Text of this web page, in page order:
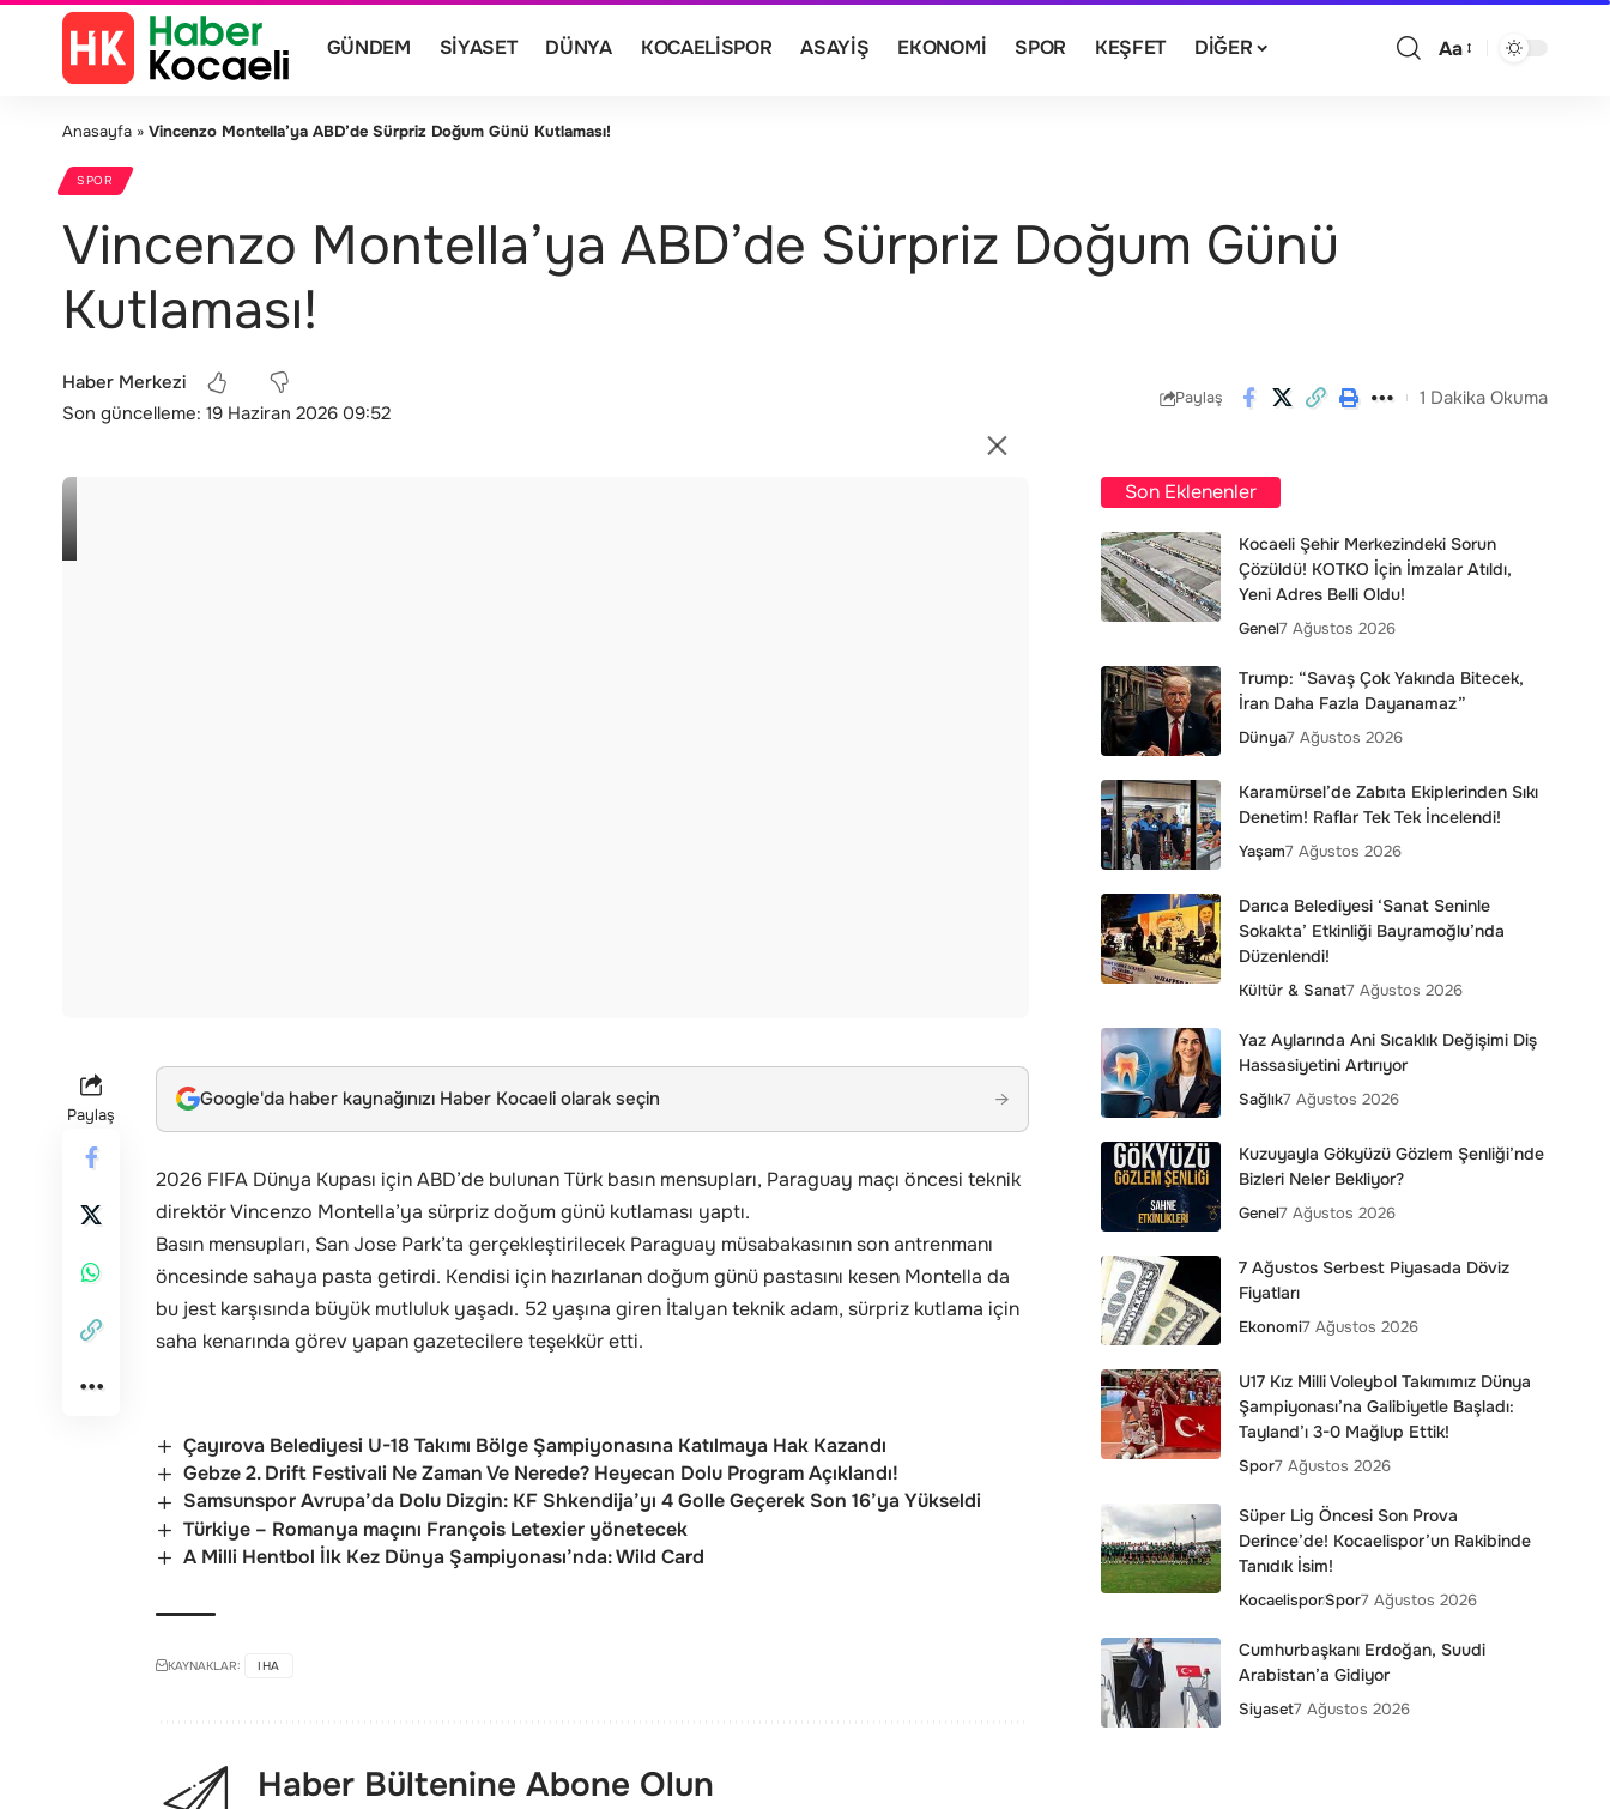
GÜNDEM SIYASET DÜNYA KOCAELISPOR ASAYIŞ EKONOMI SPOR KEŞFET DIĞER Aa
Anasayfa » Vincenzo Montella’ya ABD’de Sürpriz Doğum Günü Kutlaması!
SPOR
Vincenzo Montella’ya ABD’de Sürpriz Doğum Günü
Kutlaması!
Son güncelleme: 19 Haziran 2026 09:52
Haber Merkezi
Paylaş 1 Dakika Okuma
Paylaş
Google'da haber kaynağınızı Haber Kocaeli olarak seçin →
2026 FIFA Dünya Kupası için ABD’de bulunan Türk basın mensupları, Paraguay maçı öncesi teknik
direktör Vincenzo Montella’ya sürpriz doğum günü kutlaması yaptı.
Basın mensupları, San Jose Park’ta gerçekleştirilecek Paraguay müsabakasının son antrenmanı
öncesinde sahaya pasta getirdi. Kendisi için hazırlanan doğum günü pastasını kesen Montella da
bu jest karşısında büyük mutluluk yaşadı. 52 yaşına giren İtalyan teknik adam, sürpriz kutlama için
saha kenarında görev yapan gazetecilere teşekkür etti.
Çayırova Belediyesi U-18 Takımı Bölge Şampiyonasına Katılmaya Hak Kazandı
Gebze 2. Drift Festivali Ne Zaman Ve Nerede? Heyecan Dolu Program Açıklandı!
Samsunspor Avrupa’da Dolu Dizgin: KF Shkendija’yı 4 Golle Geçerek Son 16’ya Yükseldi
Türkiye – Romanya maçını François Letexier yönetecek
A Milli Hentbol İlk Kez Dünya Şampiyonası’nda: Wild Card
KAYNAKLAR: IHA
Haber Bültenine Abone Olun
Son Eklenenler
Kocaeli Şehir Merkezindeki Sorun
Çözüldü! KOTKO İçin İmzalar Atıldı,
Yeni Adres Belli Oldu!
Genel7 Ağustos 2026
Trump: “Savaş Çok Yakında Bitecek,
İran Daha Fazla Dayanamaz”
Dünya7 Ağustos 2026
Karamürsel’de Zabıta Ekiplerinden Sıkı
Denetim! Raflar Tek Tek İncelendi!
Yaşam7 Ağustos 2026
Darıca Belediyesi ‘Sanat Seninle
Sokakta’ Etkinliği Bayramoğlu’nda
Düzenlendi!
Kültür & Sanat7 Ağustos 2026
Yaz Aylarında Ani Sıcaklık Değişimi Diş
Hassasiyetini Artırıyor
Sağlık7 Ağustos 2026
Kuzuyayla Gökyüzü Gözlem Şenliği’nde
Bizleri Neler Bekliyor?
Genel7 Ağustos 2026
7 Ağustos Serbest Piyasada Döviz
Fiyatları
Ekonomi7 Ağustos 2026
U17 Kız Milli Voleybol Takımımız Dünya
Şampiyonası’na Galibiyetle Başladı:
Tayland’ı 3-0 Mağlup Ettik!
Spor7 Ağustos 2026
Süper Lig Öncesi Son Prova
Derince’de! Kocaelispor’un Rakibinde
Tanıdık İsim!
KocaelisporSpor7 Ağustos 2026
Cumhurbaşkanı Erdoğan, Suudi
Arabistan’a Gidiyor
Siyaset7 Ağustos 2026